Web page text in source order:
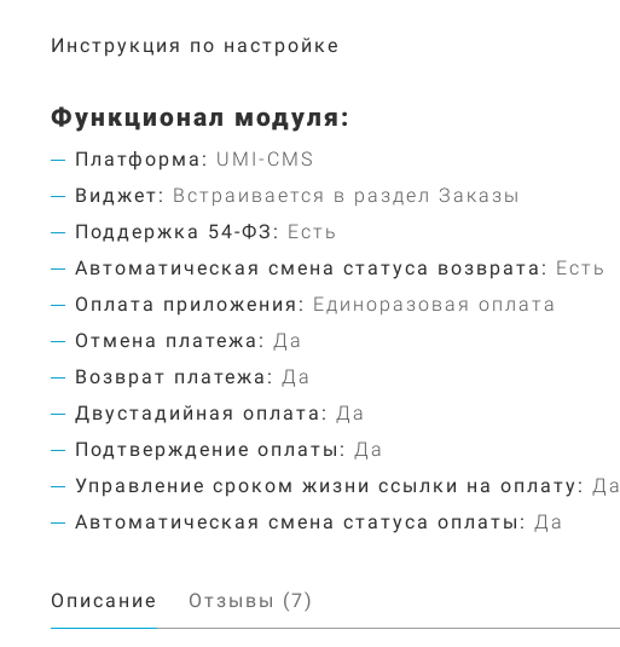
Инструкция по настройке
Функционал модуля:
Платформа: UMI-CMS
Виджет: Встраивается в раздел Заказы
Поддержка 54-ФЗ: Есть
Автоматическая смена статуса возврата: Есть
Оплата приложения: Единоразовая оплата
Отмена платежа: Да
Возврат платежа: Да
Двустадийная оплата: Да
Подтверждение оплаты: Да
Управление сроком жизни ссылки на оплату: Да
Автоматическая смена статуса оплаты: Да
Описание Отзывы (7)